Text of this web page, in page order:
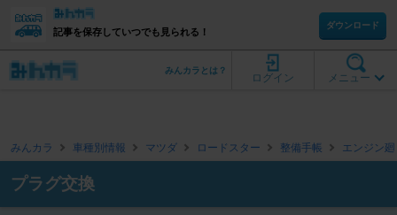
記事を保存していつでも見られる！
ダウンロード
メニュー
ログイン
みんカラとは？
みんカラ 車種別情報 マツダ ロードスター 整備手帳 エンジン
プラグ交換